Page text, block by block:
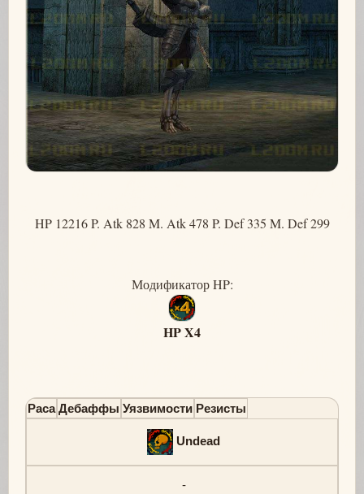
HP 12216 P. Atk 828 M. Atk 478 P. Def 335 M. Def 299
Модификатор HP:
HP X4
Раса Дебаффы Уязвимости Резисты
Undead
-